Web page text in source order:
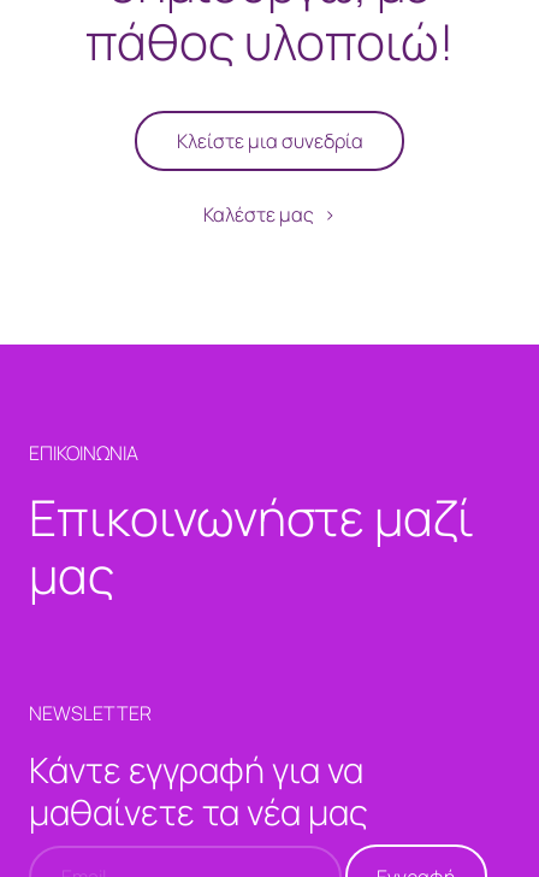
πάθος υλοποιώ!
Κλείστε μια συνεδρία
Καλέστε μας
ΕΠΙΚΟΙΝΩΝΙΑ
Επικοινωνήστε μαζί
μας
NEWSLETTER
Κάντε εγγραφή για να
μαθαίνετε τα νέα μας